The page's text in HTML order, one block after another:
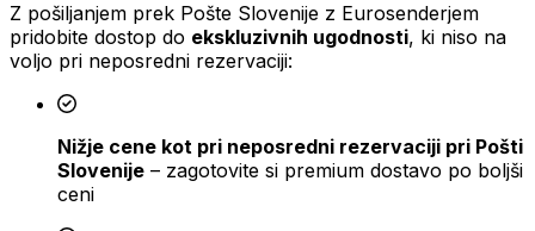
Z pošiljanjem prek Pošte Slovenije z Eurosenderjem
pridobite dostop do ekskluzivnih ugodnosti, ki niso na
voljo pri neposredni rezervaciji:
Nižje cene kot pri neposredni rezervaciji pri Pošti
Slovenije – zagotovite si premium dostavo po boljši
ceni